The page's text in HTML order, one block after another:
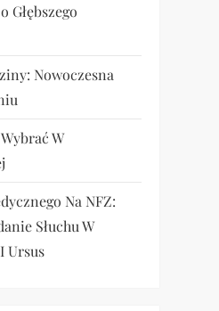
Głębszego
Nowoczesna
W
Na NFZ:
Słuchu W
Ursus